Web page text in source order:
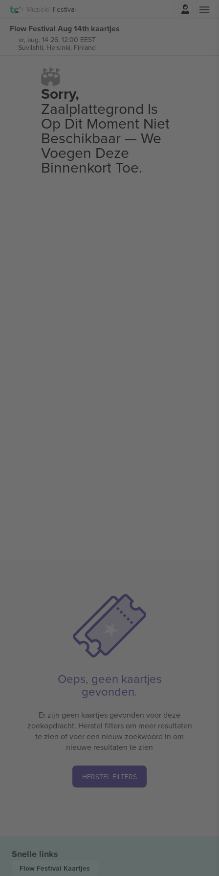
Muziek Festival
Flow Festival Aug 14th kaartjes
vr, aug. 14 26, 12:00 EEST
Suvilahti, Helsinki, Finland
Sorry,
Zaalplattegrond Is
Op Dit Moment Niet
Beschikbaar — We
Voegen Deze
Binnenkort Toe.
Oeps, geen kaartjes
gevonden.
Er zijn geen kaartjes gevonden voor deze
zoekopdracht. Herstel filters om meer resultaten
te zien of voer een nieuw zoekwoord in om
nieuwe resultaten te zien
HERSTEL FILTERS
Snelle links
Flow Festival Kaartjes